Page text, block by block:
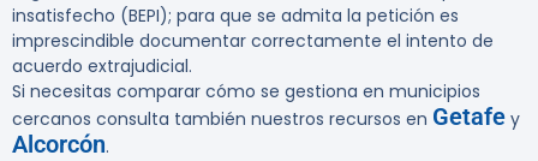
insatisfecho (BEPI); para que se admita la petición es
imprescindible documentar correctamente el intento de
acuerdo extrajudicial.
Si necesitas comparar cómo se gestiona en municipios
cercanos consulta también nuestros recursos en Getafe y
Alcorcón.